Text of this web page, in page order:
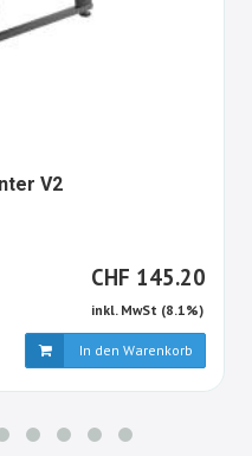
V21280601-
CHF CHF
145.20
inkl. MwSt (8.1%)
In den Warenkorb